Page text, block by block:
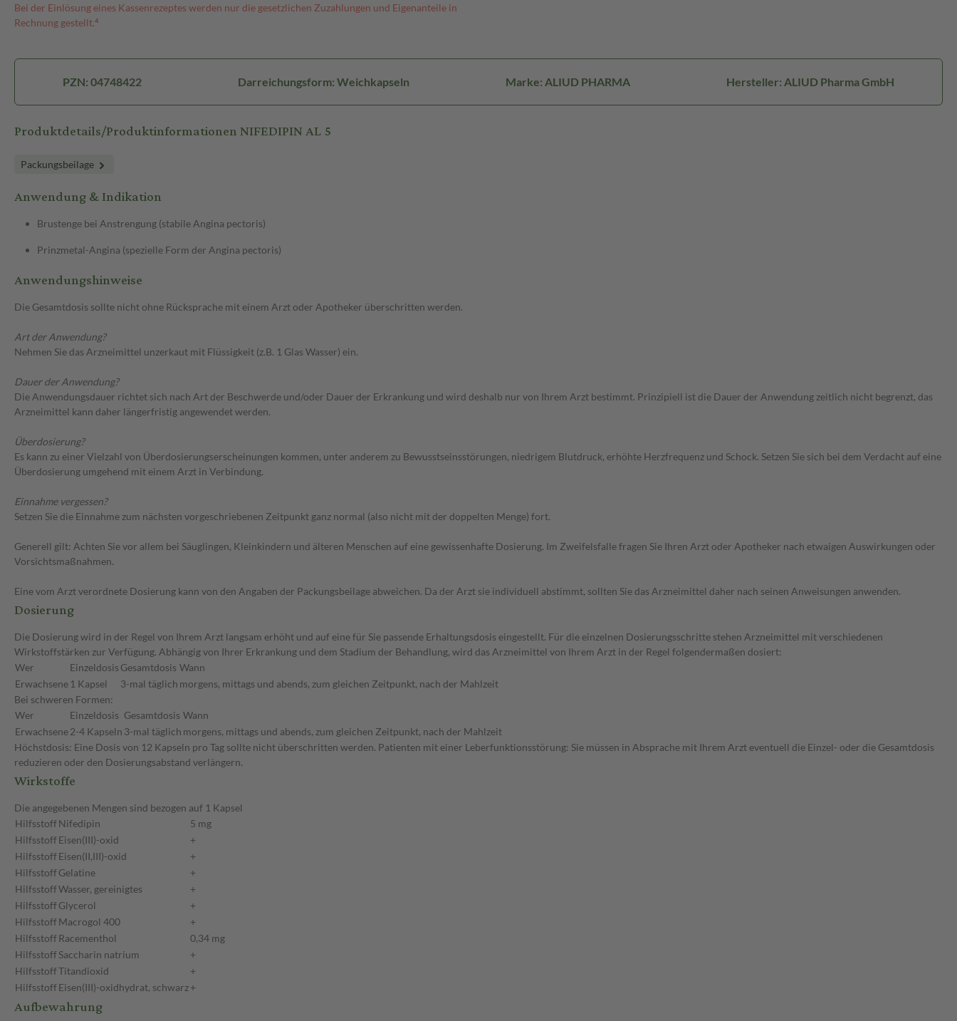
Bei der Einlösung eines Kassenrezeptes werden nur die gesetzlichen Zuzahlungen und Eigenanteile in
Rechnung gestellt.⁴
PZN: 04748422 Darreichungsform: Weichkapseln Marke: ALIUD PHARMA Hersteller: ALIUD Pharma GmbH
Produktdetails/Produktinformationen NIFEDIPIN AL 5
Packungsbeilage
Anwendung & Indikation
Brustenge bei Anstrengung (stabile Angina pectoris)
Prinzmetal-Angina (spezielle Form der Angina pectoris)
Anwendungshinweise
Die Gesamtdosis sollte nicht ohne Rücksprache mit einem Arzt oder Apotheker überschritten werden.
Art der Anwendung?
Nehmen Sie das Arzneimittel unzerkaut mit Flüssigkeit (z.B. 1 Glas Wasser) ein.
Dauer der Anwendung?
Die Anwendungsdauer richtet sich nach Art der Beschwerde und/oder Dauer der Erkrankung und wird deshalb nur von Ihrem Arzt bestimmt. Prinzipiell ist die Dauer der Anwendung zeitlich nicht begrenzt, das
Arzneimittel kann daher längerfristig angewendet werden.
Überdosierung?
Es kann zu einer Vielzahl von Überdosierungserscheinungen kommen, unter anderem zu Bewusstseinsstörungen, niedrigem Blutdruck, erhöhte Herzfrequenz und Schock. Setzen Sie sich bei dem Verdacht auf eine
Überdosierung umgehend mit einem Arzt in Verbindung.
Einnahme vergessen?
Setzen Sie die Einnahme zum nächsten vorgeschriebenen Zeitpunkt ganz normal (also nicht mit der doppelten Menge) fort.
Generell gilt: Achten Sie vor allem bei Säuglingen, Kleinkindern und älteren Menschen auf eine gewissenhafte Dosierung. Im Zweifelsfalle fragen Sie Ihren Arzt oder Apotheker nach etwaigen Auswirkungen oder
Vorsichtsmaßnahmen.
Eine vom Arzt verordnete Dosierung kann von den Angaben der Packungsbeilage abweichen. Da der Arzt sie individuell abstimmt, sollten Sie das Arzneimittel daher nach seinen Anweisungen anwenden.
Dosierung
Die Dosierung wird in der Regel von Ihrem Arzt langsam erhöht und auf eine für Sie passende Erhaltungsdosis eingestellt. Für die einzelnen Dosierungsschritte stehen Arzneimittel mit verschiedenen
Wirkstoffstärken zur Verfügung. Abhängig von Ihrer Erkrankung und dem Stadium der Behandlung, wird das Arzneimittel von Ihrem Arzt in der Regel folgendermaßen dosiert:
Wer
Einzeldosis Gesamtdosis Wann
Erwachsene 1 Kapsel 3-mal täglich morgens, mittags und abends, zum gleichen Zeitpunkt, nach der Mahlzeit
Bei schweren Formen:
Wer
Einzeldosis Gesamtdosis Wann
Erwachsene2-4 Kapseln 3-mal täglich morgens, mittags und abends, zum gleichen Zeitpunkt, nach der Mahlzeit
Höchstdosis: Eine Dosis von 12 Kapseln pro Tag sollte nicht überschritten werden. Patienten mit einer Leberfunktionsstörung: Sie müssen in Absprache mit Ihrem Arzt eventuell die Einzel- oder die Gesamtdosis
reduzieren oder den Dosierungsabstand verlängern.
Wirkstoffe
Die angegebenen Mengen sind bezogen auf 1 Kapsel
HilfsstoffNifedipin
5 mg
HilfsstoffEisen(III)-oxid
+
HilfsstoffEisen(II,III)-oxid
+
HilfsstoffGelatine
+
HilfsstoffWasser, gereinigtes
+
HilfsstoffGlycerol
+
HilfsstoffMacrogol 400
+
HilfsstoffRacementhol
0,34 mg
HilfsstoffSaccharin natrium
+
HilfsstoffTitandioxid
+
HilfsstoffEisen(III)-oxidhydrat, schwarz+
Aufbewahrung